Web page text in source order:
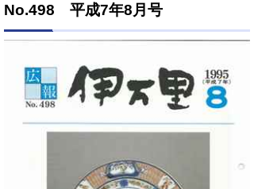
No.498 平成7年8月号